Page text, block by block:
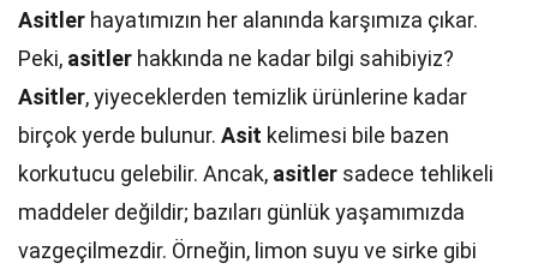
Asitler hayatımızın her alanında karşımıza çıkar.
Peki, asitler hakkında ne kadar bilgi sahibiyiz?
Asitler, yiyeceklerden temizlik ürünlerine kadar
birçok yerde bulunur. Asit kelimesi bile bazen
korkutucu gelebilir. Ancak, asitler sadece tehlikeli
maddeler değildir; bazıları günlük yaşamımızda
vazgeçilmezdir. Örneğin, limon suyu ve sirke gibi